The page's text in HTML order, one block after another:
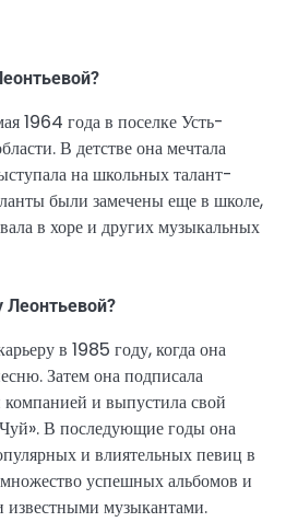
1964 года в поселке Усть-
В детстве она мечтала
на школьных талант-
были замечены еще в школе,
в хоре и других музыкальных
Леонтьевой?
в 1985 году, когда она
Затем она подписала
и выпустила свой
В последующие годы она
и влиятельных певиц в
успешных альбомов и
известными музыкантами.